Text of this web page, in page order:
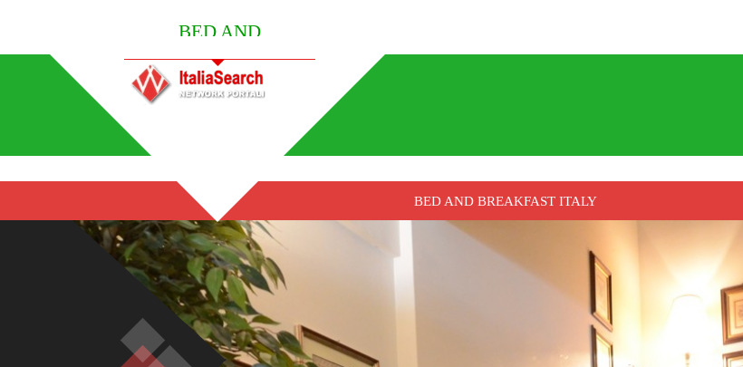
BED AND
BED AND BREAKFAST ITALY